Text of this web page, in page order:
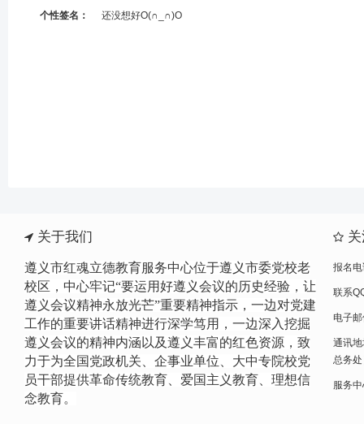
个性签名： 还没想好O(∩_∩)O
关于我们
遵义市红魂立德教育服务中心位于遵义市委党校老
校区，中心牢记“要运用好遵义会议的历史经验，让
遵义会议精神永放光芒”重要精神指示，一边对党建
工作的重要讲话精神进行深学笃用，一边深入挖掘
遵义会议的精神内涵以及遵义丰富的红色资源，致
力于为全国党政机关、企事业单位、大中专院校党
员干部提供革命传统教育、爱国主义教育、理想信
念教育。
报名
联系
电子
通讯
总务
服务